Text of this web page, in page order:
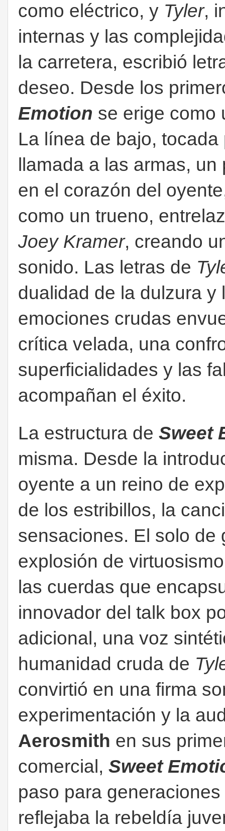
como eléctrico, y Tyler,
internas y las
la carretera, escribió
deseo. Desde los
Emotion se erige como
La línea de bajo,
llamada a las armas,
en el corazón del
como un trueno,
Joey Kramer, creando
sonido. Las letras de
dualidad de la dulzura y
emociones crudas
crítica velada, una
superficialidades y las
acompañan el éxito.
La estructura de Sweet
misma. Desde la
oyente a un reino de
de los estribillos, la
sensaciones. El solo de
explosión de
las cuerdas que
innovador del talk box
adicional, una voz
humanidad cruda de
convirtió en una firma
experimentación y la
Aerosmith en sus
comercial, Sweet
paso para
reflejaba la rebeldía